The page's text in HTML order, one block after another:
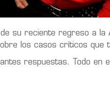
su reciente regreso a la
los casos críticos que
respuestas. Todo en